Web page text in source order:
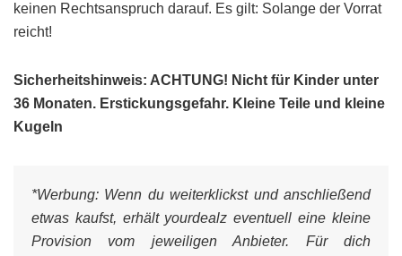
keinen Rechtsanspruch darauf. Es gilt: Solange der Vorrat
reicht!
Sicherheitshinweis: ACHTUNG! Nicht für Kinder unter
36 Monaten. Erstickungsgefahr. Kleine Teile und kleine
Kugeln
*Werbung: Wenn du weiterklickst und anschließend
etwas kaufst, erhält yourdealz eventuell eine kleine
Provision vom jeweiligen Anbieter. Für dich